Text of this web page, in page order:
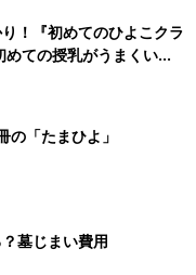
！『初めてのひよこクラ
めての授乳がうまくい
と夏のトラブル 解決テ
の「たまひよ」
墓じまい費用